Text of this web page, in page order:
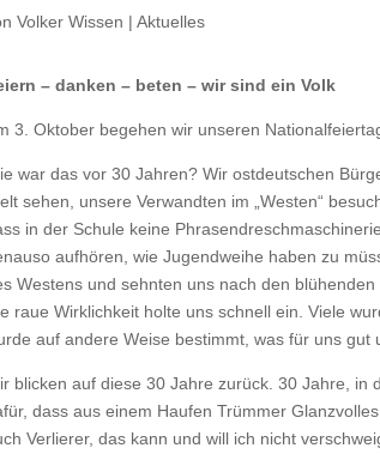
Volker Wissen |Aktuelles
– danken – beten – wir sind ein Volk
3. Oktober begehen wir unseren
war das vor 30 Jahren? Wir ostdeutschen
sehen, unsere Verwandten im „Westen“
in der Schule keine
aufhören, wie Jugendweihe haben zu
Westens und sehnten uns nach den
raue Wirklichkeit holte uns schnell ein. Viele
auf andere Weise bestimmt, was für uns
blicken auf diese 30 Jahre zurück. 30 Jahre, in
dass aus einem Haufen Trümmer
Verlierer, das kann und will ich nicht